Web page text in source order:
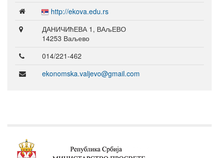
http://ekova.edu.rs
ДАНИЧИћЕВА 1, ВАљЕВО
14253 Ваљево
014/221-462
ekonomska.valjevo@gmail.com